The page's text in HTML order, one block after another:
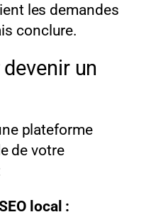
les demandes
conclure.
un
plateforme
de votre
local :